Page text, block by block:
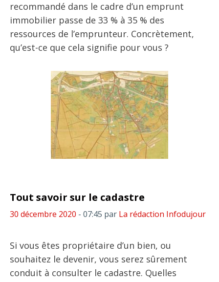
recommandé dans le cadre d’un emprunt
immobilier passe de 33 % à 35 % des
ressources de l’emprunteur. Concrètement,
qu’est-ce que cela signifie pour vous ?
Tout savoir sur le cadastre
30 décembre 2020 - 07:45 par La rédaction Infodujour
Si vous êtes propriétaire d’un bien, ou
souhaitez le devenir, vous serez sûrement
conduit à consulter le cadastre. Quelles